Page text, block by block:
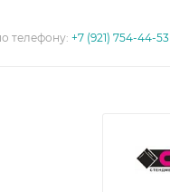
телефону:+7 (921) 754-44-53